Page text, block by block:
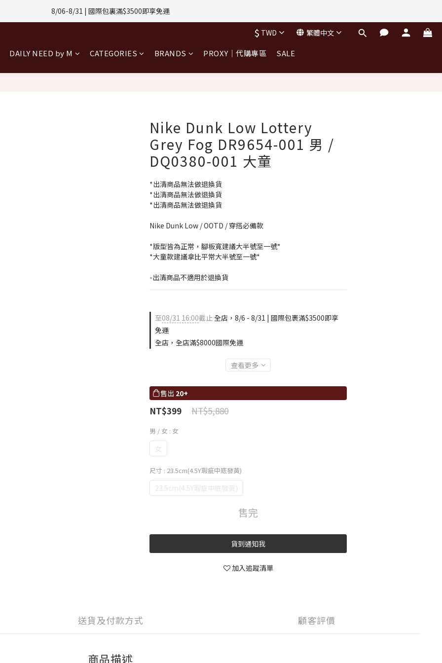
31 | 任選2件CUBOX正價商品 贈【威靈頓 / 波士頓墨鏡】(數量有限售完不補)
8/06-8/31 | 國際包裏滿$3500即享免運
31 | 任選2件CUBOX正價商品 贈【威靈頓 / 波士頓墨鏡】(數量有限售完不補)
$ TWD 繁體中文
DAILY NEED by M CATEGORIES BRANDS PROXY｜代購專區 SALE
Nike Dunk Low Lottery
Grey Fog DR9654-001 男 /
DQ0380-001 大童
*出清商品無法做退換貨
*出清商品無法做退換貨
*出清商品無法做退換貨
Nike Dunk Low / OOTD / 穿搭必備款
*版型皆為正常，腳板寬建議大半號至一號*
*大童款建議拿比平常大半號至一號*
-出清商品不適用於退換貨
至08/31 16:00截止全店，8/6 - 8/31 | 國際包裹滿$3500即享
免運
全店，全店滿$8000國際免運
查看更多
售出 20+
NT$5,880
NT$399
男 / 女 : 女
女
尺寸 : 23.5cm(4.5Y瑕疵中底發黃)
23.5cm(4.5Y瑕疵中底發黃)
售完
貨到通知我
加入追蹤清單
送貨及付款方式 顧客評價
商品描述